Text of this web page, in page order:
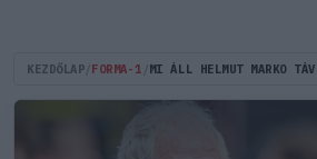
KEZDŐLAP FORMA-1